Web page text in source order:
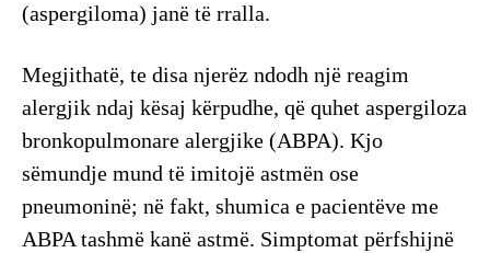
(aspergiloma) janë të rralla.
Megjithatë, te disa njerëz ndodh një reagim
alergjik ndaj kësaj kërpudhe, që quhet aspergiloza
bronkopulmonare alergjike (ABPA). Kjo
sëmundje mund të imitojë astmën ose
pneumoninë; në fakt, shumica e pacientëve me
ABPA tashmë kanë astmë. Simptomat përfshijnë